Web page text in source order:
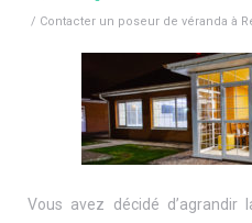
/ Contacter un poseur de véranda à
Vous avez décidé